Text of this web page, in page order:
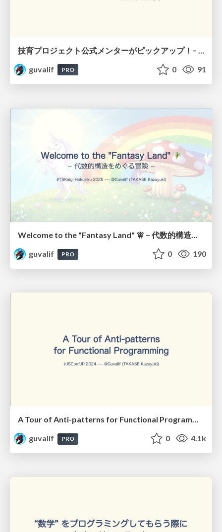
guvalif
PRO 0 91
Welcome to the "Fantasy Land" 🧚 − 代数的構造をめぐる冒険 −
guvalif
PRO 0 190
A Tour of Anti-patterns for Functional Programming
guvalif
PRO 0 4.1k